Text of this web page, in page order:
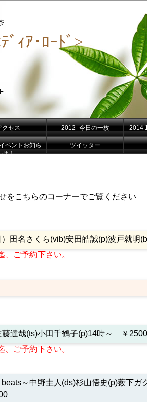
ﾞｨｱ･ﾛｰﾄﾞ>
クセス 2012- 今日の一枚 2014
ベントお知ら
せ！
ツイッター
をこちらのコーナーでご覧ください
田名さくら(vib)安田皓誠(p)波戸就明
、ご予約下さい。
藤達哉(ts)小田千鶴子(p)14時～ ￥2500
、ご予約下さい。
～中野圭人(ds)杉山悟史(p)薮下ガ